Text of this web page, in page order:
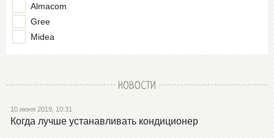
Almacom
Gree
Midea
НОВОСТИ
10 июня 2019, 10:31
Когда лучше устанавливать кондиционер